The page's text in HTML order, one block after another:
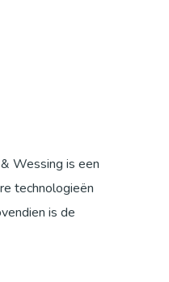
Wessing is een
technologieën
is de
van de